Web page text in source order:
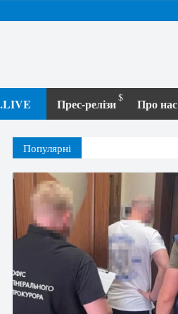
Прес-релізи Про нас
Популярні